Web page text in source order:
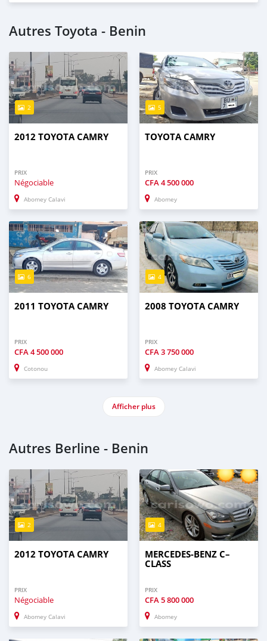
Autres Toyota - Benin
2
2012 TOYOTA CAMRY
PRIX
Négociable
Abomey Calavi
5
TOYOTA CAMRY
PRIX
CFA4 500 000
Abomey
6
2011 TOYOTA CAMRY
PRIX
CFA4 500 000
Cotonou
4
2008 TOYOTA CAMRY
PRIX
CFA3 750 000
Abomey Calavi
Afficher plus
Autres Berline - Benin
2
2012 TOYOTA CAMRY
PRIX
Négociable
Abomey Calavi
4
MERCEDES-BENZ C–
CLASS
PRIX
CFA5 800 000
Abomey